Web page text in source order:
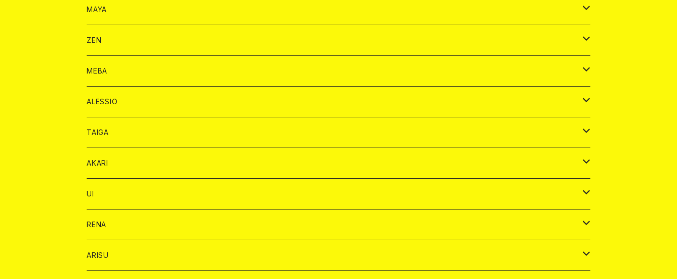
モエシャンドン カード
ヴーヴクリコ カード
リステル カード
BAIKA カード
ノーマル カード
プレミアム カード
ドリンク カード
１ドリンクカード
ショット
チェキ カード
チェキ １５００円
シャンパン カード
モエシャンドン カード
ヴーヴクリコ カード
リステル カード
BAIKA カード
ノーマル カード
プレミアム カード
ドリンク カード
１ドリンク カード
ショット
チェキ カード
チェキ １５００円
MAYA
ドリンク
1ドリンク
ショット
チェキ
BAIKA
ZEN
ドリンク
シャンパン
ショット
チェキ
BAIKA
MEBA
ドリンク
シャンパンカード
ドリンクカード
チップ
チェキ
ALESSIO
ドリンク
シャンパン
1ドリンク
チップ
TAIGA
ドリンク
シャンパン
1ドリンク
チップ
AKARI
ドリンク
1ドリンク
ショット
UI
バイカ
ドリンク
RENA
バイカ
ARISU